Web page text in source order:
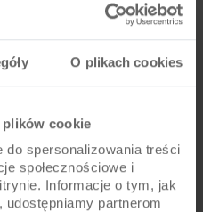
O plikach cookies
cookie
spersonalizowania treści
społecznościowe i
Informacje o tym, jak
partnerom
ALU